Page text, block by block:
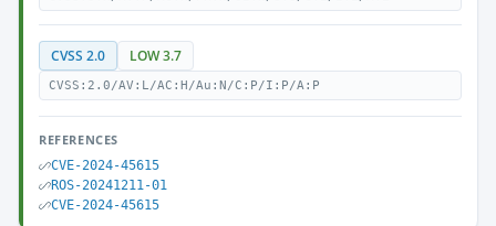
CVSS 2.0 LOW 3.7
CVSS:2.0/AV:L/AC:H/Au:N/C:P/I:P/A:P
REFERENCES
CVE-2024-45615
ROS-20241211-01
CVE-2024-45615